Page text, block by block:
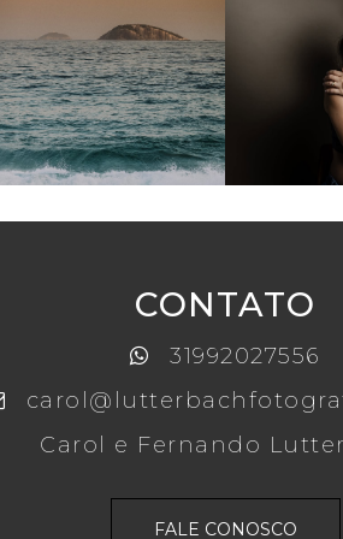
CONTATO
31992027556
Carol e Fernando
FALE CONOSCO